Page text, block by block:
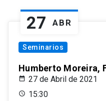
27 ABR
Seminarios
Humberto Moreira,
27 de Abril de 2021
15:30